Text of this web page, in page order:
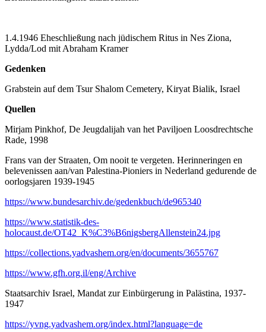
1.4.1946 Eheschließung nach jüdischem Ritus in Nes Ziona,
Lydda/Lod mit Abraham Kramer
Gedenken
Grabstein auf dem Tsur Shalom Cemetery, Kiryat Bialik, Israel
Quellen
Mirjam Pinkhof, De Jeugdalijah van het Paviljoen Loosdrechtsche
Rade, 1998
Frans van der Straaten, Om nooit te vergeten. Herinneringen en
belevenissen aan/van Palestina-Pioniers in Nederland gedurende de
oorlogsjaren 1939-1945
https://www.bundesarchiv.de/gedenkbuch/de965340
https://www.statistik-des-
holocaust.de/OT42_K%C3%B6nigsbergAllenstein24.jpg
https://collections.yadvashem.org/en/documents/3655767
https://www.gfh.org.il/eng/Archive
Staatsarchiv Israel, Mandat zur Einbürgerung in Palästina, 1937-
1947
https://yvng.yadvashem.org/index.html?language=de